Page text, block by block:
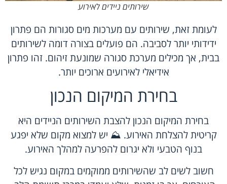
שירותים ניידים לאירוע
לעומת זאת, שירותים עם מערכות מים סגורות הם פתרון
ידידותי יותר לסביבה. הם פועלים בצורה דומה לשירותים
בבית, אך מכילים מערכת סגורה שמונעת זיהום. זהו פתרון
אידיאלי לאירועים ארוכים יותר.
בחירת המיקום הנכון
בחירת המיקום הנכון להצבת השירותים הניידים היא
קריטית להצלחת האירוע. ⛰️ יש למצוא מקום שלא יפגע
בנוף הטבעי ולא יגרום להפרעה למהלך האירוע.
חשוב לשים לב שהשירותים ממוקמים במקום נגיש לכל